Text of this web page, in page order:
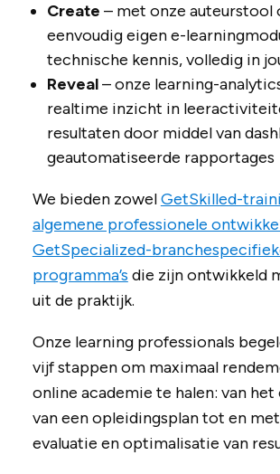
Create – met onze auteurstool
eenvoudig eigen e-
technische kennis, volledig in
Reveal– onze learning-
realtime inzicht in
resultaten door middel van
geautomatiseerde rapportages
We bieden zowelGetSkilled-
algemene professionele
GetSpecialized-
programma’s die zijn ontwikkeld
uit de praktijk.
Onze learning professionals
vijf stappen om maximaal
online academie te halen: van
van een opleidingsplan tot en
evaluatie en optimalisatie van